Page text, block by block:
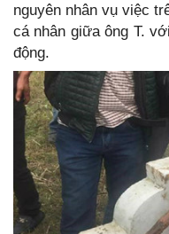
nguyên nhân vụ việc
cá nhân giữa ông T.
động.